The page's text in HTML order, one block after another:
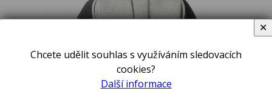
Chcete udělit souhlas s využíváním sledovacích
cookies?
Další informace
✕